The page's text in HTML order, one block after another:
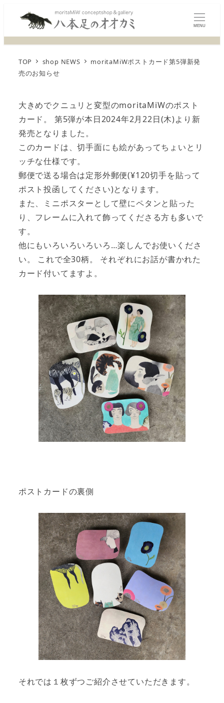
MENU
TOP shop NEWS
moritaMiWポストカード第5弾新発
売のお知らせ
大きめでクニュリと変型のmoritaMiWのポスト
カード。 第5弾が本日2024年2月22日(木)より新
発売となりました。
このカードは、切手面にも絵があってちょいとリ
ッチな仕様です。
郵便で送る場合は定形外郵便(¥120切手を貼って
ポスト投函してください)となります。
また、ミニポスターとして壁にペタンと貼った
り、フレームに入れて飾ってくださる方も多いで
す。
他にもいろいろいろいろ…楽しんでお使いくださ
い。 これで全30柄。 それぞれにお話が書かれた
カード付いてますよ。
ポストカードの裏側
それでは１枚ずつご紹介させていただきます。